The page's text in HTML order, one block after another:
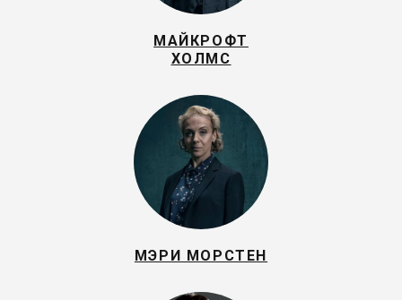
МАЙКРОФТ
ХОЛМС
МЭРИ МОРСТЕН